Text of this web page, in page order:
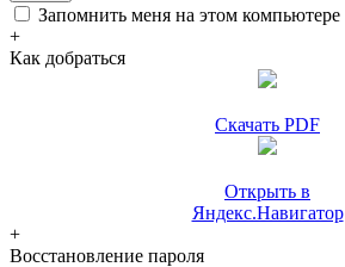
Запомнить меня на этом компьютере
+
Как добраться
Скачать PDF
Открыть в
Яндекс.Навигатор
+
Восстановление пароля